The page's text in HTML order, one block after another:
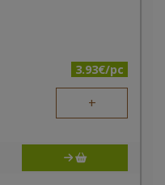
3.93€/pc
+